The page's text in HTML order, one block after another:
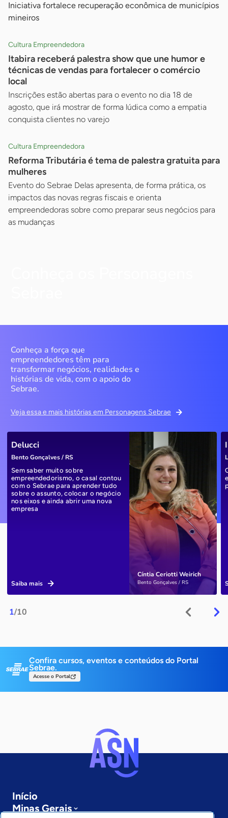
Iniciativa fortalece recuperação econômica de municípios
mineiros
Cultura Empreendedora
Itabira receberá palestra show que une humor e
técnicas de vendas para fortalecer o comércio
local
Inscrições estão abertas para o evento no dia 18 de
agosto, que irá mostrar de forma lúdica como a empatia
conquista clientes no varejo
Cultura Empreendedora
Reforma Tributária é tema de palestra gratuita para
mulheres
Evento do Sebrae Delas apresenta, de forma prática, os
impactos das novas regras fiscais e orienta
empreendedoras sobre como preparar seus negócios para
as mudanças
Conheça a força que
empreendedores têm para
transformar negócios, realidades e
histórias de vida, com o apoio do
Sebrae.
Veja essa e mais histórias em Personagens Sebrae
1/10
Cíntia Ceriotti Weirich
Bento Gonçalves / RS
Delucci
Bento Gonçalves / RS
Sem saber muito sobre
empreendedorismo, o casal contou
com o Sebrae para aprender tudo
sobre o assunto, colocar o negócio
nos eixos e ainda abrir uma nova
empresa
Saiba mais
Confira cursos, eventos e conteúdos do Portal
Sebrae.
Acesse o Portal
Início
Minas Gerais